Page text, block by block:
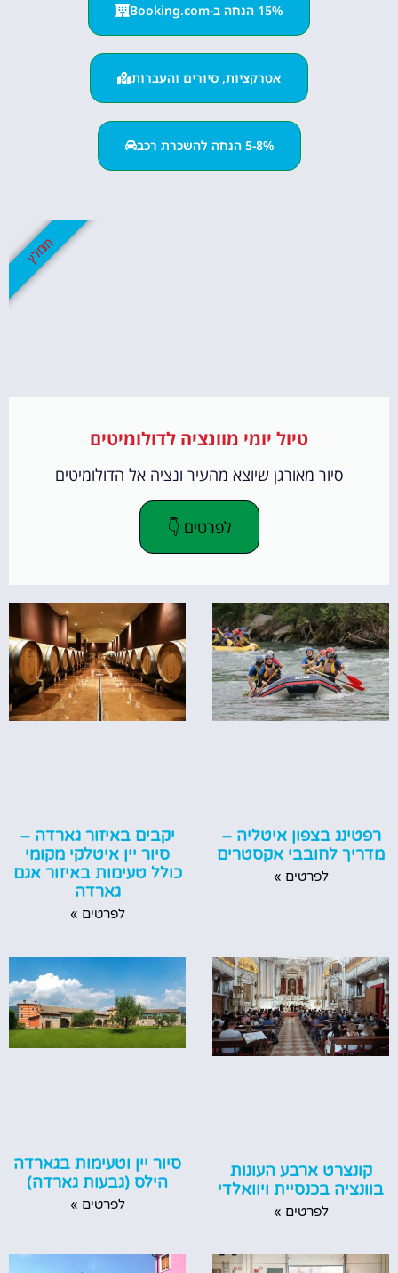
15% הנחה ב-Booking.com
אטרקציות, סיורים והעברות
5-8% הנחה להשכרת רכב
טיול יומי מוונציה לדולומיטים
סיור מאורגן שיוצא מהעיר ונציה אל הדולומיטים
לפרטים 👇
מומלץ
רפטינג בצפון איטליה –
מדריך לחובבי אקסטרים
לפרטים »
יקבים באיזור גארדה –
סיור יין איטלקי מקומי
כולל טעימות באיזור אגם
גארדה
לפרטים »
קונצרט ארבע העונות
בוונציה בכנסיית ויוואלדי
לפרטים »
סיור יין וטעימות בגארדה
הילס (גבעות גארדה)
לפרטים »